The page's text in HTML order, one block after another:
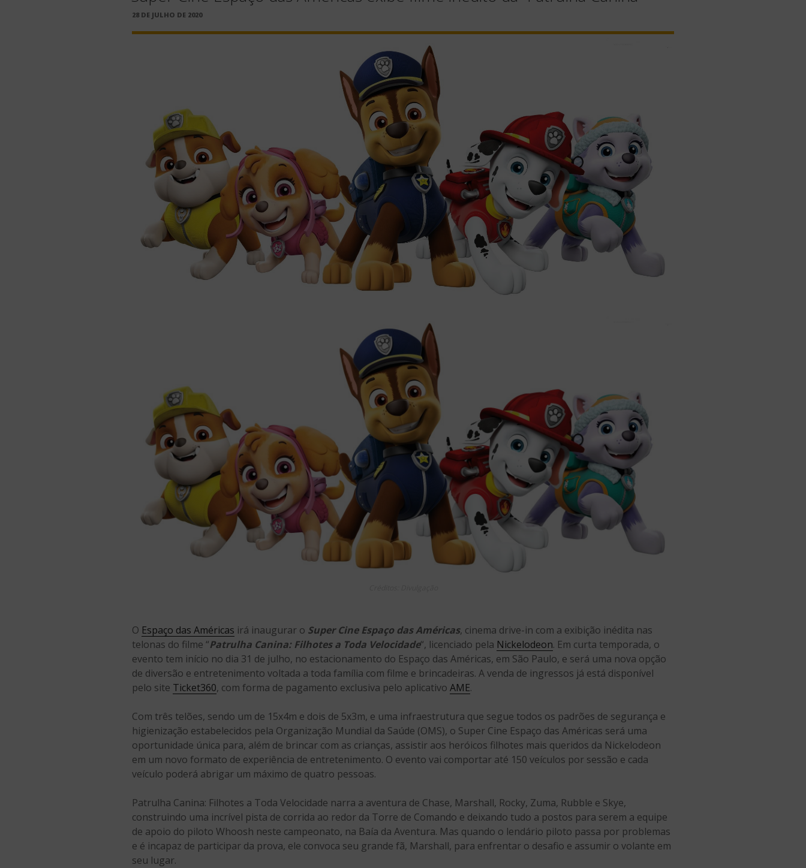
PUBLICADO
28 DE JULHO DE 2020
O Espaço das Américas irá inaugurar o Super Cine Espaço das Américas, cinema drive-in com a exibição inédita nas
telonas do filme “Patrulha Canina: Filhotes a Toda Velocidade“, licenciado pela Nickelodeon. Em curta temporada, o
evento tem início no dia 31 de julho, no estacionamento do Espaço das Américas, em São Paulo, e será uma nova opção
de diversão e entretenimento voltada a toda família com filme e brincadeiras. A venda de ingressos já está disponível
pelo site Ticket360, com forma de pagamento exclusiva pelo aplicativo AME.
Com três telões, sendo um de 15x4m e dois de 5x3m, e uma infraestrutura que segue todos os padrões de segurança e
higienização estabelecidos pela Organização Mundial da Saúde (OMS), o Super Cine Espaço das Américas será uma
oportunidade única para, além de brincar com as crianças, assistir aos heróicos filhotes mais queridos da Nickelodeon
em um novo formato de experiência de entretenimento. O evento vai comportar até 150 veículos por sessão e cada
veículo poderá abrigar um máximo de quatro pessoas.
Patrulha Canina: Filhotes a Toda Velocidade narra a aventura de Chase, Marshall, Rocky, Zuma, Rubble e Skye,
construindo uma incrível pista de corrida ao redor da Torre de Comando e deixando tudo a postos para serem a equipe
de apoio do piloto Whoosh neste campeonato, na Baía da Aventura. Mas quando o lendário piloto passa por problemas
e é incapaz de participar da prova, ele convoca seu grande fã, Marshall, para enfrentar o desafio e assumir o volante em
seu lugar.